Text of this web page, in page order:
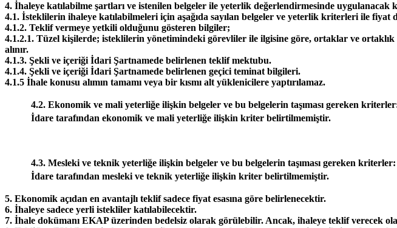
4. İhaleye katılabilme şartları ve istenilen belgeler ile yeterlik değerlendirmesinde uygulanacak
4.1. İsteklilerin ihaleye katılabilmeleri için aşağıda sayılan belgeler ve yeterlik kriterleri ile
4.1.2. Teklif vermeye yetkili olduğunu gösteren bilgiler;
4.1.2.1. Tüzel kişilerde; isteklilerin yönetimindeki görevliler ile ilgisine göre, ortaklar ve
alınır.
4.1.3. Şekli ve içeriği İdari Şartnamede belirlenen teklif mektubu.
4.1.4. Şekli ve içeriği İdari Şartnamede belirlenen geçici teminat bilgileri.
4.1.5 İhale konusu alımın tamamı veya bir kısmı alt yüklenicilere yaptırılamaz.
4.2. Ekonomik ve mali yeterliğe ilişkin belgeler ve bu belgelerin taşıması gereken
İdare tarafından ekonomik ve mali yeterliğe ilişkin kriter belirtilmemiştir.
4.3. Mesleki ve teknik yeterliğe ilişkin belgeler ve bu belgelerin taşıması gereken kriterler:
İdare tarafından mesleki ve teknik yeterliğe ilişkin kriter belirtilmemiştir.
5. Ekonomik açıdan en avantajlı teklif sadece fiyat esasına göre belirlenecektir.
6. İhaleye sadece yerli istekliler katılabilecektir.
7. İhale dokümanı EKAP üzerinden bedelsiz olarak görülebilir. Ancak, ihaleye teklif verecek